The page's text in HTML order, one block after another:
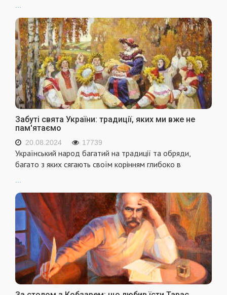
Забуті свята України: традиції, яких ми вже не
пам'ятаємо
20.08.2024 17739
Український народ багатий на традиції та обряди,
багато з яких сягають своїм корінням глибоко в
...